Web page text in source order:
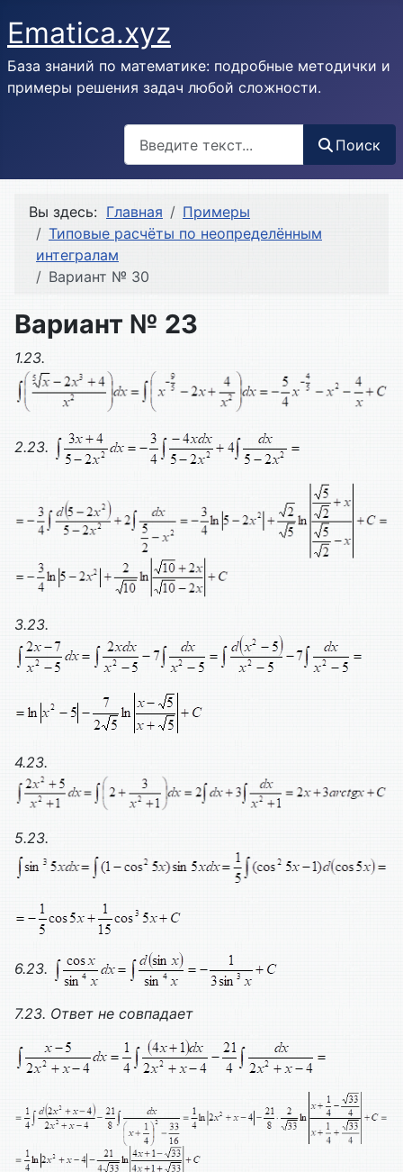
Ematica.xyz
База знаний по математике: подробные методички и
примеры решения задач любой сложности.
Поиск
Вы здесь: Главная
Примеры
Типовые расчёты по неопределённым
интегралам
Вариант № 30
Вариант № 23
1.23.
2.23.
3.23.
4.23.
5.23.
6.23.
7.23. Ответ не совпадает